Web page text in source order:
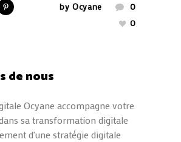
by Ocyane
0
0
de nous
Ocyane accompagne votre
sa transformation digitale
d'une stratégie digitale